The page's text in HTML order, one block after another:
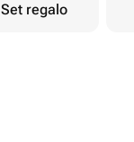
Set regalo